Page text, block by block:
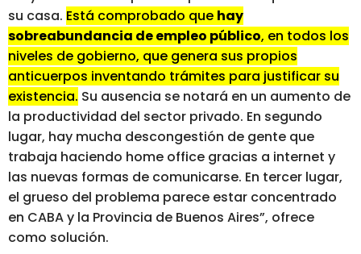
su casa. Está comprobado que hay
sobreabundancia de empleo público, en todos los
niveles de gobierno, que genera sus propios
anticuerpos inventando trámites para justificar su
existencia. Su ausencia se notará en un aumento de
la productividad del sector privado. En segundo
lugar, hay mucha descongestión de gente que
trabaja haciendo home office gracias a internet y
las nuevas formas de comunicarse. En tercer lugar,
el grueso del problema parece estar concentrado
en CABA y la Provincia de Buenos Aires”, ofrece
como solución.